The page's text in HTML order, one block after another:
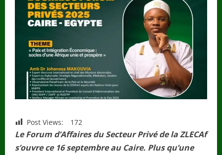
Post Views: 172
Le Forum d’Affaires du Secteur Privé de la ZLECAf
s’ouvre ce 16 septembre au Caire. Plus qu’une